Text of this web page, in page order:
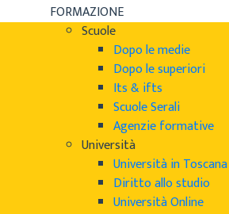
FORMAZIONE
Scuole
Dopo le medie
Dopo le superiori
Its & ifts
Scuole Serali
Agenzie formative
Università
Università in Toscana
Diritto allo studio
Università Online